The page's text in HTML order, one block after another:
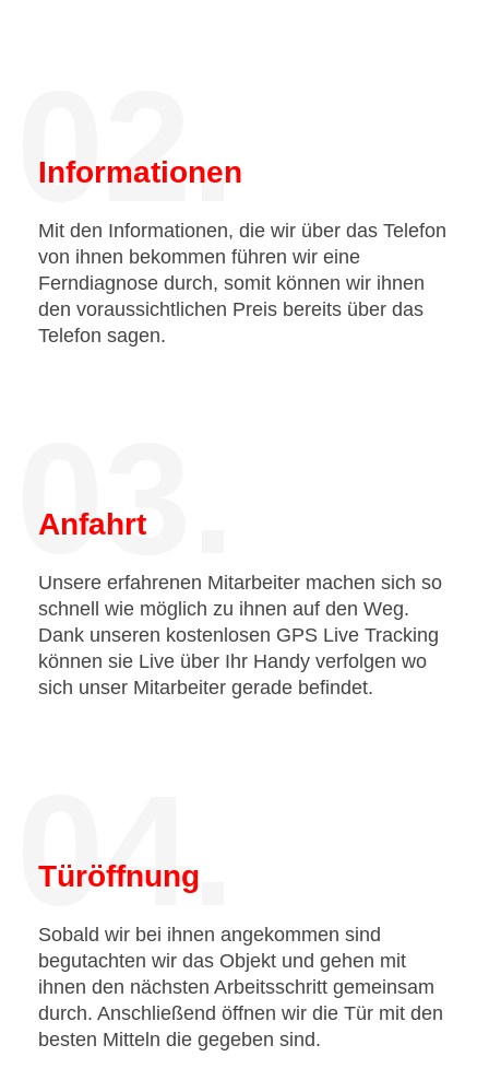
02.
Informationen
Mit den Informationen, die wir über das Telefon
von ihnen bekommen führen wir eine
Ferndiagnose durch, somit können wir ihnen
den voraussichtlichen Preis bereits über das
Telefon sagen.
03.
Anfahrt
Unsere erfahrenen Mitarbeiter machen sich so
schnell wie möglich zu ihnen auf den Weg.
Dank unseren kostenlosen GPS Live Tracking
können sie Live über Ihr Handy verfolgen wo
sich unser Mitarbeiter gerade befindet.
04.
Türöffnung
Sobald wir bei ihnen angekommen sind
begutachten wir das Objekt und gehen mit
ihnen den nächsten Arbeitsschritt gemeinsam
durch. Anschließend öffnen wir die Tür mit den
besten Mitteln die gegeben sind.